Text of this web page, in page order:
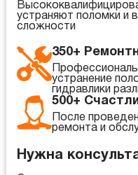
устраняют поломки и
сложности
350+
устранение
гидравлики
500+
После
ремонта и
Нужна